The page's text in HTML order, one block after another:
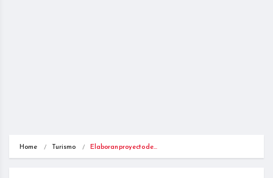
Home Turismo Elaboran proyecto de…